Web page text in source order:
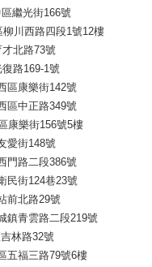
繼光街166號
川西路四段1號12樓
北路73號
路169-1號
區康樂街142號
區中正路349號
康樂街156號5樓
愛街148號
門路二段386號
民街124巷23號
前北路29號
鎮青雲路二段219號
林路32號
五福三路79號6樓